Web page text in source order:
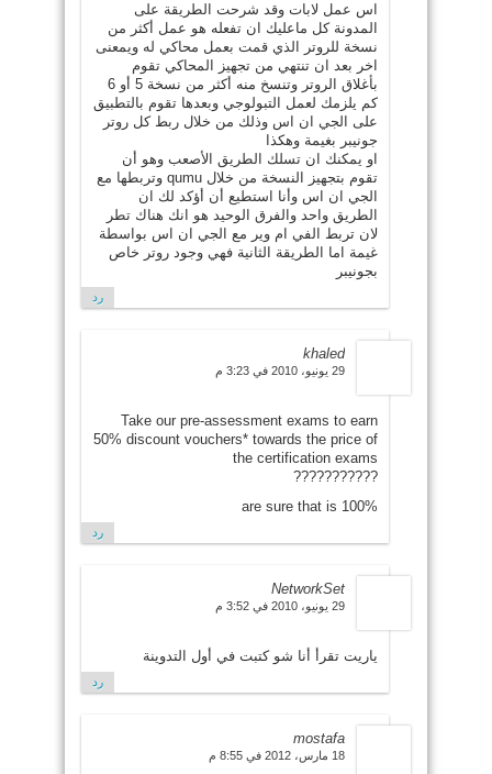
اس عمل لابات وقد شرحت الطريقة على
المدونة كل ماعليك ان تفعله هو عمل أكثر من
نسخة للروتر الذي قمت بعمل محاكي له ويمعنى
اخر بعد ان تنتهي من تجهيز المحاكي تقوم
بأغلاق الروتر وتنسخ منه أكثر من نسخة 5 أو 6
كم يلزمك لعمل التبولوجي وبعدها تقوم بالتطبيق
على الجي ان اس وذلك من خلال ربط كل روتر
جونيبر بغيمة وهكذا
او يمكنك ان تسلك الطريق الأصعب وهو أن
تقوم بتجهيز النسخة من خلال qumu وتربطها مع
الجي ان اس وأنا استطيع أن أؤكد لك ان
الطريق واحد والفرق الوحيد هو انك هناك تطر
لان تربط الفي ام وير مع الجي ان اس بواسطة
غيمة اما الطريقة الثانية فهي وجود روتر خاص
بجونيبر
رد
khaled
29 يونيو، 2010 في 3:23 م
Take our pre-assessment exams to earn
50% discount vouchers* towards the price of
the certification exams
???????????
are sure that is 100%
رد
NetworkSet
29 يونيو، 2010 في 3:52 م
ياريت تقرأ أنا شو كتبت في أول التدوينة
رد
mostafa
18 مارس، 2012 في 8:55 م